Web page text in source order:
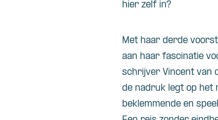
hier zelf in?
Met haar derde
aan haar fascinatie
schrijver Vincent van
de nadruk legt op het
beklemmende en